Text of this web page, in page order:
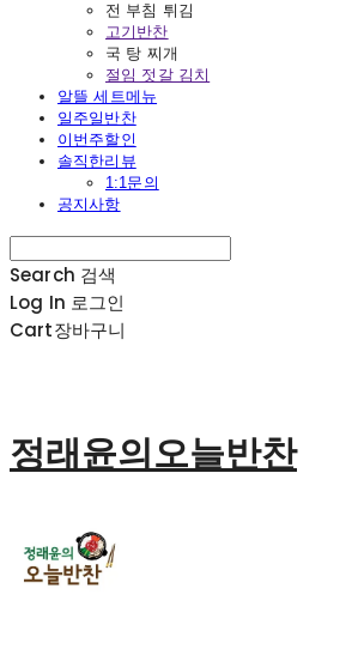
전 부침 튀김
고기반찬
국 탕 찌개
절임 젓갈 김치
알뜰 세트메뉴
일주일반찬
이번주할인
솔직한리뷰
1:1문의
공지사항
Search 검색
Log In 로그인
Cart장바구니
정래윤의오늘반찬